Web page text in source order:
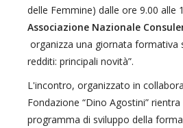
delle Femmine) dalle ore 9.00 alle
Associazione Nazionale
organizza una giornata formativa
redditi: principali novità”.
L'incontro, organizzato in
Fondazione “Dino Agostini”
programma di sviluppo della